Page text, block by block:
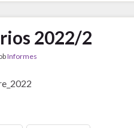
2022/2
Informes